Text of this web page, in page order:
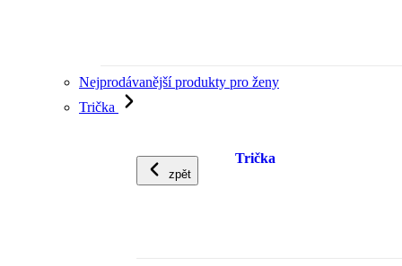
Nejprodávanější produkty pro ženy
Trička
zpět
Trička